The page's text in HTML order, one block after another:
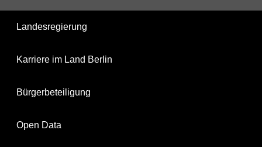
Landesregierung
Karriere im Land Berlin
Bürgerbeteiligung
Open Data